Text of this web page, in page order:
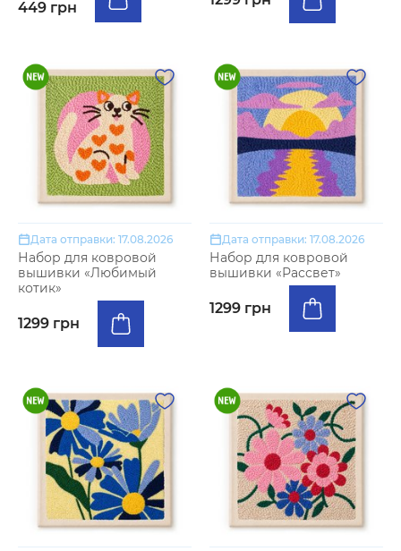
449 грн
Дата отправки: 17.08.2026
Набор для ковровой
вышивки «Любимый
котик»
1299 грн
Дата отправки: 17.08.2026
Набор для ковровой
вышивки «Рассвет»
1299 грн